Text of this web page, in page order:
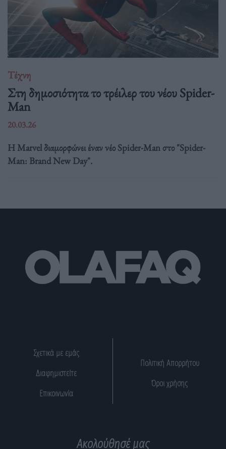
Τέχνη
Στη δημοσιότητα το τρέιλερ του νέου Spider-
Man
20.03.26
Η Marvel διαμορφώνει έναν νέο Spider-Man στο "Spider-
Man: Brand New Day".
Σχετικά με εμάς
Διαφημιστείτε
Επικοινωνία
Πολιτική Απορρήτου
Όροι χρήσης
Ακολούθησέ μας